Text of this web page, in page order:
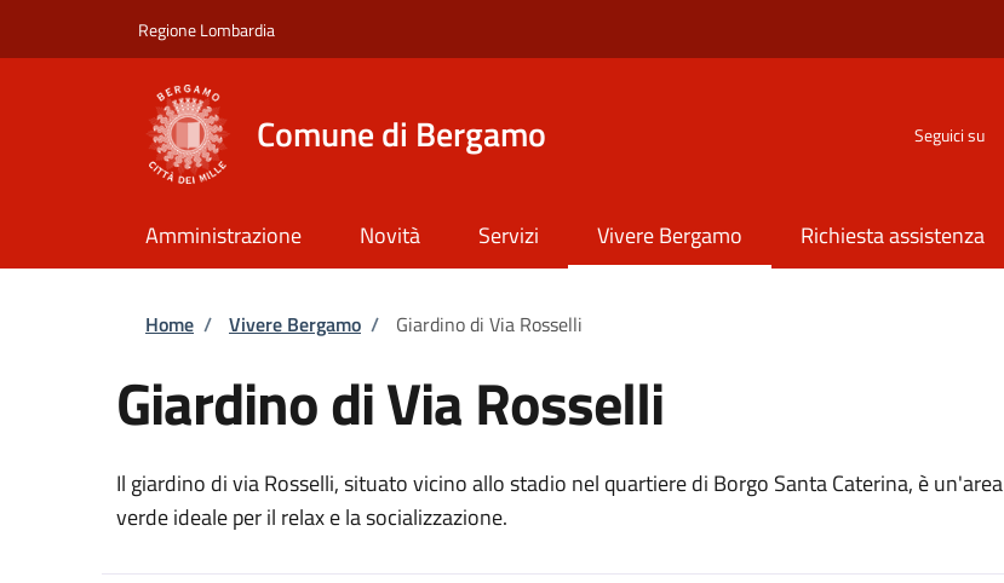
Regione Lombardia
Comune di Bergamo Seguici su
Amministrazione Novità Servizi Vivere Bergamo Richiesta assistenza
Briciole di pane
Home / Vivere Bergamo / Giardino di Via Rosselli
Giardino di Via Rosselli
Il giardino di via Rosselli, situato vicino allo stadio nel quartiere di Borgo Santa Caterina, è un'area
verde ideale per il relax e la socializzazione.